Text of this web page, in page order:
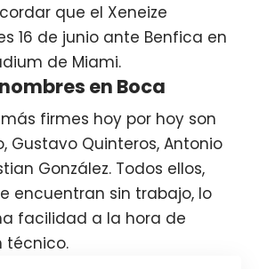
que el Xeneize
16 de junio ante Benfica en
de Miami.
en Boca
firmes hoy por hoy son
Gustavo Quinteros, Antonio
González. Todos ellos,
encuentran sin trabajo, lo
facilidad a la hora de
técnico.